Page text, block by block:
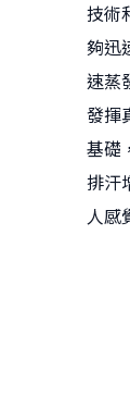
技術
夠迅
速蒸
發揮
基礎
排汗
人感